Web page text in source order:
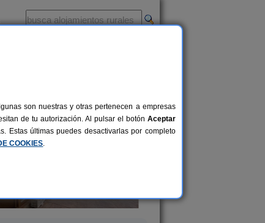
Santillana del Mar
son nuestras y otras pertenecen a empresas
de tu autorización. Al pulsar el botón Aceptar
Estas últimas puedes desactivarlas por completo
COOKIES.